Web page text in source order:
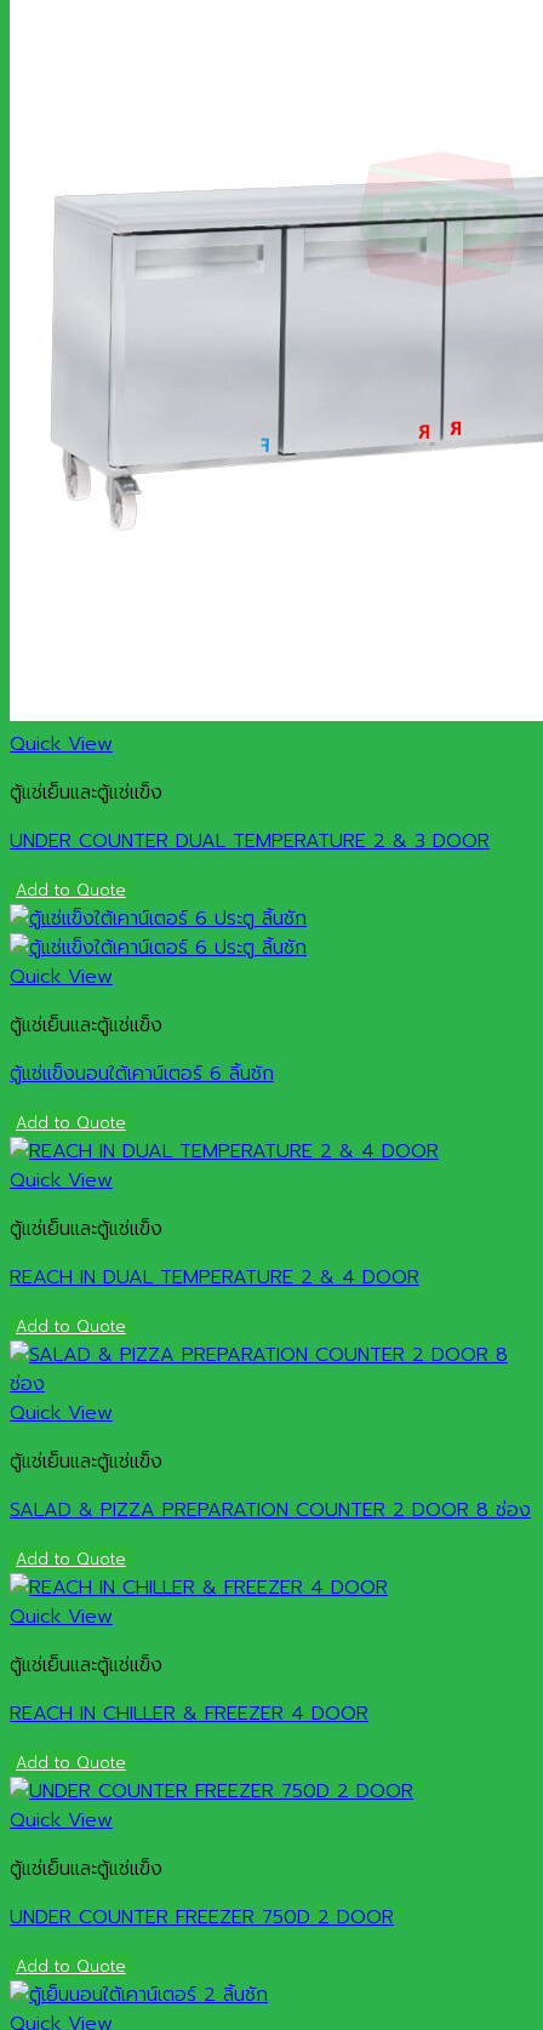
Quick View
ตู้แช่เย็นและตู้แช่แข็ง
UNDER COUNTER DUAL TEMPERATURE 2 & 3 DOOR
Add to Quote
Quick View
ตู้แช่เย็นและตู้แช่แข็ง
ตู้แช่แข็งนอนใต้เคาน์เตอร์ 6 ลิ้นชัก
Add to Quote
Quick View
ตู้แช่เย็นและตู้แช่แข็ง
REACH IN DUAL TEMPERATURE 2 & 4 DOOR
Add to Quote
Quick View
ตู้แช่เย็นและตู้แช่แข็ง
SALAD & PIZZA PREPARATION COUNTER 2 DOOR 8 ช่อง
Add to Quote
Quick View
ตู้แช่เย็นและตู้แช่แข็ง
REACH IN CHILLER & FREEZER 4 DOOR
Add to Quote
Quick View
ตู้แช่เย็นและตู้แช่แข็ง
UNDER COUNTER FREEZER 750D 2 DOOR
Add to Quote
Quick View